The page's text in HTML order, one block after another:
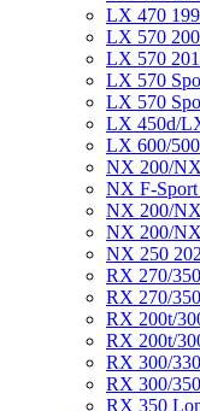
LX 470
LX 570
LX 570
LX 570
LX 570
LX 450d/
LX 600/
NX 200/
NX F-
NX 200/
NX 200/
NX 250
RX 270/
RX 270/
RX 200t/
RX 200t/
RX 300/
RX 300/
RX 350